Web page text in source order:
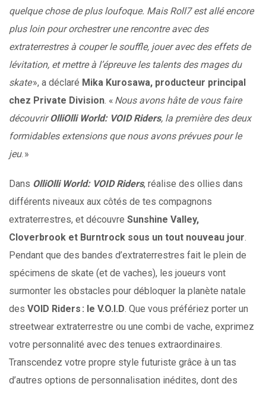
quelque chose de plus loufoque. Mais Roll7 est allé encore
plus loin pour orchestrer une rencontre avec des
extraterrestres à couper le souffle, jouer avec des effets de
lévitation, et mettre à l’épreuve les talents des mages du
skate», a déclaré Mika Kurosawa, producteur principal
chez Private Division. « Nous avons hâte de vous faire
découvrirOlliOlli World: VOID Riders, la première des deux
formidables extensions que nous avons prévues pour le
jeu. »
Dans OlliOlli World: VOID Riders, réalise des ollies dans
différents niveaux aux côtés de tes compagnons
extraterrestres, et découvre Sunshine Valley,
Cloverbrook et Burntrock sous un tout nouveau jour.
Pendant que des bandes d’extraterrestres fait le plein de
spécimens de skate (et de vaches), les joueurs vont
surmonter les obstacles pour débloquer la planète natale
des VOID Riders : le V.O.I.D. Que vous préfériez porter un
streetwear extraterrestre ou une combi de vache, exprimez
votre personnalité avec des tenues extraordinaires.
Transcendez votre propre style futuriste grâce à un tas
d’autres options de personnalisation inédites, dont des